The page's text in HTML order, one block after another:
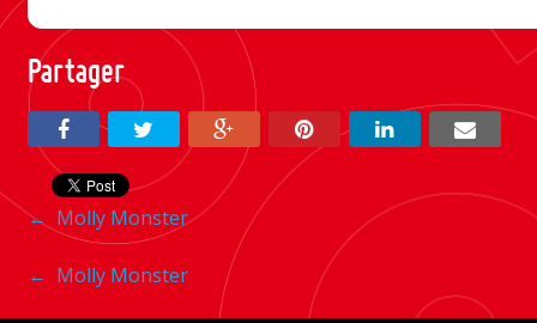
Partager
Navigation
entre
← Molly Monster
Navigation
← Molly Monster